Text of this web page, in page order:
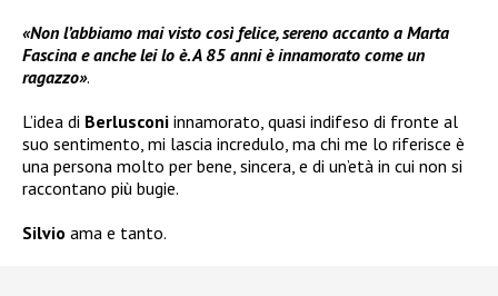
«Non l’abbiamo mai visto così felice, sereno accanto a Marta
Fascina e anche lei lo è. A 85 anni è innamorato come un
ragazzo».
L’idea di Berlusconi innamorato, quasi indifeso di fronte al
suo sentimento, mi lascia incredulo, ma chi me lo riferisce è
una persona molto per bene, sincera, e di un’età in cui non si
raccontano più bugie.
Silvio ama e tanto.